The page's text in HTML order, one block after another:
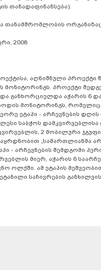
თანადაფინანსება).
თანამშრომლობის
2008
აღნიშნული
პროექტი
განხორციელდა აჭარის 6
მონიტორინგს,
ეტაპი - არჩევნების
საბჭოს
2 მობილური
„სამართლიანმა
- არჩევნების შემდგომი
მიერ, აჭარის 6
ოლქში. ამ ეტაპის
საჩივრების